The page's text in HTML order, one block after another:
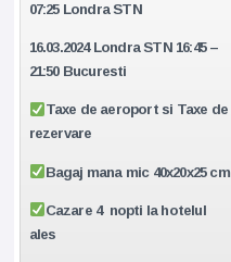
07:25 Londra STN
16.03.2024 Londra STN 16:45 –
21:50 Bucuresti
Taxe de aeroport si Taxe de
rezervare
Bagaj mana mic 40x20x25 cm
Cazare 4 nopti la hotelul
ales